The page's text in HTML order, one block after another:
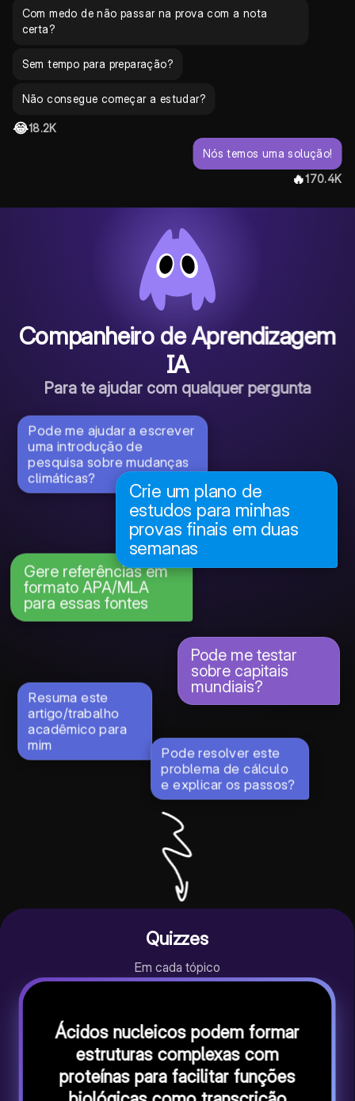
Com medo de não passar na prova com a nota
certa?
Sem tempo para preparação?
Não consegue começar a estudar?
😂18.2K
Nós temos uma solução!
🔥170.4K
Companheiro de Aprendizagem
IA
Para te ajudar com qualquer pergunta
Pode me ajudar a escrever
uma introdução de
pesquisa sobre mudanças
climáticas?
Crie um plano de
estudos para minhas
provas finais em duas
semanas
Resuma este
artigo/trabalho
acadêmico para
mim
Pode resolver este
problema de cálculo
e explicar os passos?
Pode me testar
sobre capitais
mundiais?
Gere referências em
formato APA/MLA
para essas fontes
Quizzes
Em cada tópico
Ácidos nucleicos podem formar
estruturas complexas com
proteínas para facilitar funções